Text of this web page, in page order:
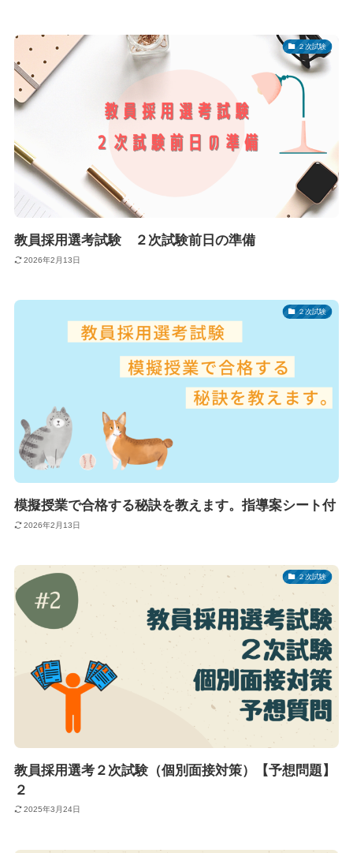
２次試験
教員採用選考試験 ２次試験前日の準備
2026年2月13日
２次試験
模擬授業で合格する秘訣を教えます。指導案シート付
2026年2月13日
２次試験
教員採用選考２次試験（個別面接対策）【予想問題】
２
2025年3月24日